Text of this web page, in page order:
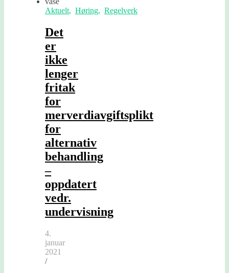
Aktuelt, Høring, Regelverk
Det
er
ikke
lenger
fritak
for
merverdiavgiftsplikt
for
alternativ
behandling
–
oppdatert
vedr.
undervisning
4.
januar
2021
/